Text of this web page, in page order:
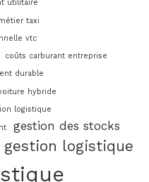
utilitaire
taxi
vtc
coûts carburant entreprise
durable
hybride
logistique
gestion des stocks
gestion logistique